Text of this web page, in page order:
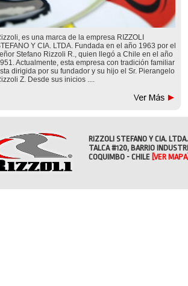
es una marca de la empresa RIZZOLI
Y CIA. LTDA. Fundada en el año 1963 por el
Stefano Rizzoli R., quien llegó a Chile en el año
Actualmente, esta empresa con tradición familiar
dirigida por su fundador y su hijo el Sr. Pierangelo
Z. Desde sus inicios ....
RIZZOLI STEFANO Y CIA. LTDA.
TALCA #120, BARRIO
COQUIMBO - CHILE [VER